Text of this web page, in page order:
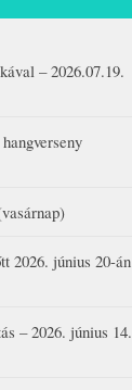
– 2026.07.19.
2026. június 20-án
– 2026. június 14.